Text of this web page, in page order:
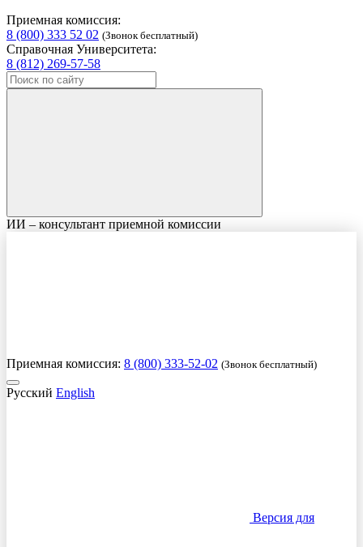
Приемная комиссия:
8 (800) 333 52 02 (Звонок бесплатный)
Справочная Университета:
8 (812) 269-57-58
ИИ – консультант приемной комиссии
Приемная комиссия: 8 (800) 333-52-02 (Звонок бесплатный)
Русский English
Версия для